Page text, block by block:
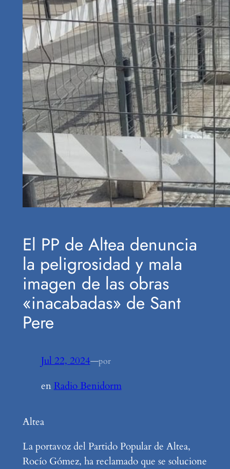
El PP de Altea denuncia
la peligrosidad y mala
imagen de las obras
«inacabadas» de Sant
Pere
Jul 22, 2024—por
en Radio Benidorm
Altea
La portavoz del Partido Popular de Altea,
Rocío Gómez, ha reclamado que se solucione